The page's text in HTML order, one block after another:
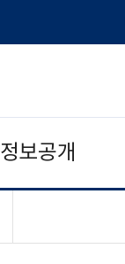
정보공개